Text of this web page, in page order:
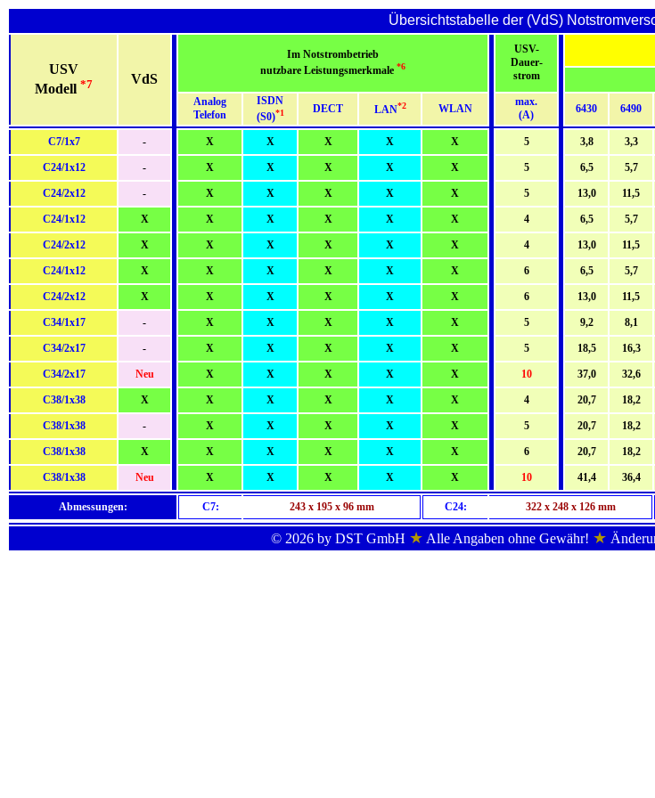
Übersichtstabelle der (VdS)
USV
Modell *7 VdS
Im Notstrombetrieb
nutzbare Leistungsmerkmale *6
USV-
Dauer-
strom
Analog
Telefon
ISDN
(S0)*1 DECT LAN*2 WLAN
max.
(A)
6430 6490
C7/1x7 - X X X X X 5 3,8 3,3
C24/1x12 - X X X X X 5 6,5 5,7
C24/2x12 - X X X X X 5 13,0 11,5
C24/1x12 X X X X X X 4 6,5 5,7
C24/2x12 X X X X X X 4 13,0 11,5
C24/1x12 X X X X X X 6 6,5 5,7
C24/2x12 X X X X X X 6 13,0 11,5
C34/1x17 - X X X X X 5 9,2 8,1
C34/2x17 - X X X X X 5 18,5 16,3
C34/2x17 Neu X X X X X 10 37,0 32,6
C38/1x38 X X X X X X 4 20,7 18,2
C38/1x38 - X X X X X 5 20,7 18,2
C38/1x38 X X X X X X 6 20,7 18,2
C38/1x38 Neu X X X X X 10 41,4 36,4
Abmessungen: C7: 243 x 195 x 96 mm C24: 322 x 248 x 126 mm
© 2026 by DST GmbH ★ Alle Angaben ohne Gewähr! ★